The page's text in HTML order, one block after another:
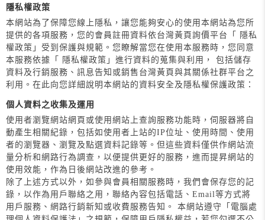
隱私權政策
本網站為了保障您線上隱私，讓您能夠安心的使用本網站為您所
提供的各項服務，您的會員註冊資料依台灣黃頁詢價平台「 隱私
權政策」受到保護與規範。您瞭解當您在使用本服務時，您同意
本服務依據「 隱私權政策」進行資料的蒐集與利用， 包括儲存
資料及行銷服務、訊息告知或銷售台灣黃頁與其關係社群平台之
利用。在此向您詳細說明本網站的資料安全及隱私權保護政策：
個人資料之收集及運用
使用者瀏覽網站網頁或使用網站上查詢服務功能時，伺服器將自
動產生相關紀錄，包括如使用者上站的IP位址、使用時間、使用
者的瀏覽器、瀏覽及點選資料記錄等。但這些資料僅供作網站流
量分析和網路行為調查，以便提供更好的服務，進而提昇網站的
使用效能，作為日後網站改進的參考。
除了上述方式以外，如參與會員相關服務時，我們會保存您的記
錄，以作為用戶聯絡之用，聯絡內容包括電話、Email等方式將
用戶服務、網路行銷新知或收費服務告知。 本網站遵守「電腦處